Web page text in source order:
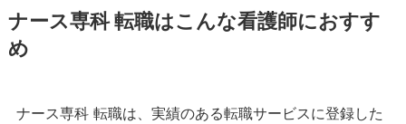
ナース専科 転職はこんな看護師におすす
め
ナース専科 転職は、実績のある転職サービスに登録した